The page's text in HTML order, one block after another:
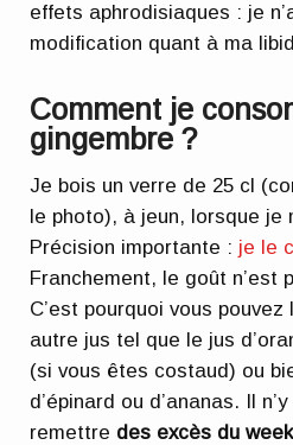
effets aphrodisiaques : je
modification quant à ma
Comment je
gingembre ?
Je bois un verre de 25 cl
le photo), à jeun, lorsque je
Précision importante : je le
Franchement, le goût n’est
C’est pourquoi vous
autre jus tel que le jus
(si vous êtes costaud) ou
d’épinard ou d’ananas. Il
remettre des excès du